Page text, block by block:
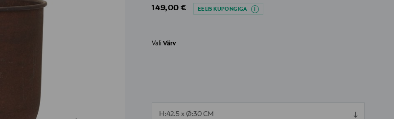
Original Price
149,00 € EELIS KUPONGIGA
ValiVärv
H:42.5 x Ø:30 CM
null